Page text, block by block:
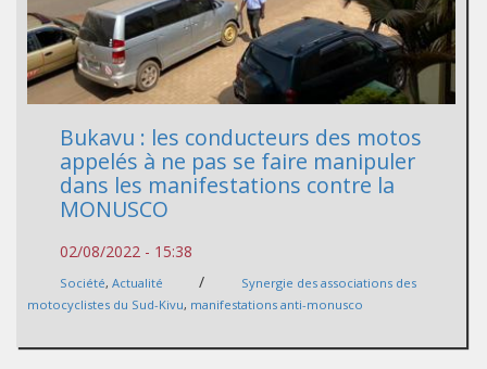
Bukavu : les conducteurs des motos
appelés à ne pas se faire manipuler
dans les manifestations contre la
MONUSCO
02/08/2022 - 15:38
Société, Actualité /
Synergie des associations des
motocyclistes du Sud-Kivu, manifestations anti-monusco